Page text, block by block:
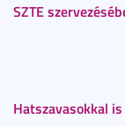
SZTE
Hatszavasokkal